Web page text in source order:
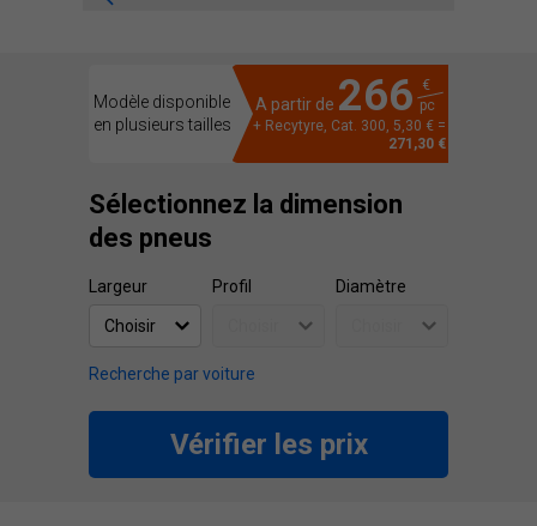
Modèle disponible
en plusieurs tailles
A partir de 266
€
pc
+ Recytyre, Cat. 300, 5,30 € =
271,30 €
Sélectionnez la dimension
des pneus
Largeur Profil Diamètre
Recherche par voiture
Vérifier les prix